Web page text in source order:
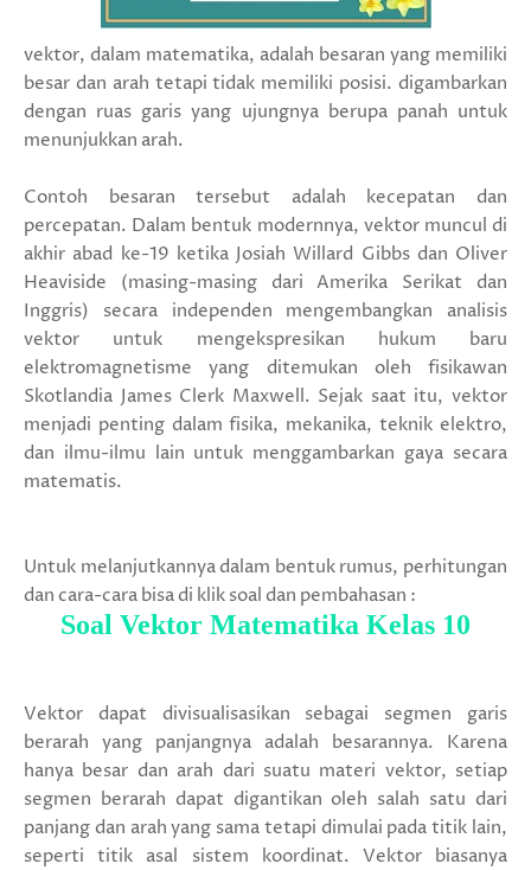
vektor, dalam matematika, adalah besaran yang memiliki
besar dan arah tetapi tidak memiliki posisi. digambarkan
dengan ruas garis yang ujungnya berupa panah untuk
menunjukkan arah.
Contoh besaran tersebut adalah kecepatan dan
percepatan. Dalam bentuk modernnya, vektor muncul di
akhir abad ke-19 ketika Josiah Willard Gibbs dan Oliver
Heaviside (masing-masing dari Amerika Serikat dan
Inggris) secara independen mengembangkan analisis
vektor untuk mengekspresikan hukum baru
elektromagnetisme yang ditemukan oleh fisikawan
Skotlandia James Clerk Maxwell. Sejak saat itu, vektor
menjadi penting dalam fisika, mekanika, teknik elektro,
dan ilmu-ilmu lain untuk menggambarkan gaya secara
matematis.
Untuk melanjutkannya dalam bentuk rumus, perhitungan
dan cara-cara bisa di klik soal dan pembahasan :
Soal Vektor Matematika Kelas 10
Vektor dapat divisualisasikan sebagai segmen garis
berarah yang panjangnya adalah besarannya. Karena
hanya besar dan arah dari suatu materi vektor, setiap
segmen berarah dapat digantikan oleh salah satu dari
panjang dan arah yang sama tetapi dimulai pada titik lain,
seperti titik asal sistem koordinat. Vektor biasanya